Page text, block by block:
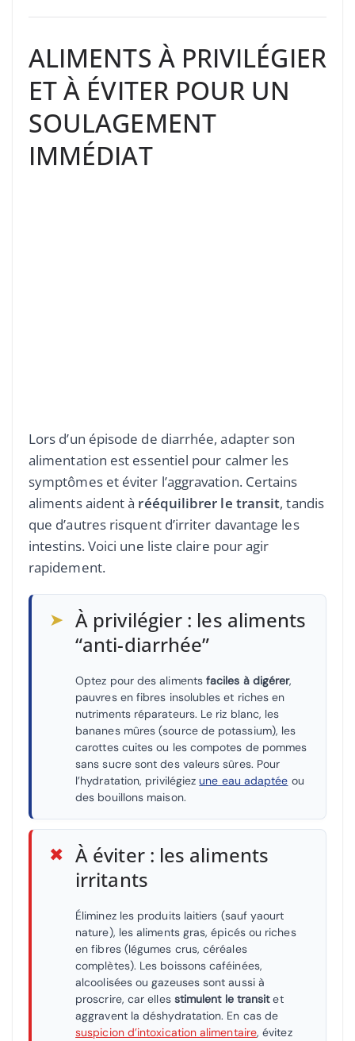
ALIMENTS À PRIVILÉGIER
ET À ÉVITER POUR UN
SOULAGEMENT
IMMÉDIAT
Lors d’un épisode de diarrhée, adapter son
alimentation est essentiel pour calmer les
symptômes et éviter l’aggravation. Certains
aliments aident à rééquilibrer le transit, tandis
que d’autres risquent d’irriter davantage les
intestins. Voici une liste claire pour agir
rapidement.
➤ À privilégier : les aliments
“anti-diarrhée”
Optez pour des alimentsfaciles à digérer,
pauvres en fibres insolubles et riches en
nutriments réparateurs. Le riz blanc, les
bananes mûres (source de potassium), les
carottes cuites ou les compotes de pommes
sans sucre sont des valeurs sûres. Pour
l’hydratation, privilégiezune eau adaptée ou
des bouillons maison.
✖ À éviter : les aliments
irritants
Éliminez les produits laitiers (sauf yaourt
nature), les aliments gras, épicés ou riches
en fibres (légumes crus, céréales
complètes). Les boissons caféinées,
alcoolisées ou gazeuses sont aussi à
proscrire, car elles stimulent le transitet
aggravent la déshydratation. En cas de
suspicion d’intoxication alimentaire, évitez